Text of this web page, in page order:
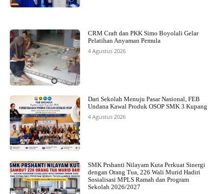
CRM Craft dan PKK Simo Boyolali Gelar
Pelatihan Anyaman Pemula
4 Agustus 2026
Dari Sekolah Menuju Pasar Nasional, FEB
Undana Kawal Produk OSOP SMK 3 Kupang
4 Agustus 2026
SMK Prshanti Nilayam Kuta Perkuat Sinergi
dengan Orang Tua, 226 Wali Murid Hadiri
Sosialisasi MPLS Ramah dan Program
Sekolah 2026/2027